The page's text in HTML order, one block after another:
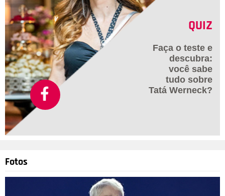
QUIZ
Faça o teste e
descubra:
você sabe
tudo sobre
Tatá Werneck?
Fotos